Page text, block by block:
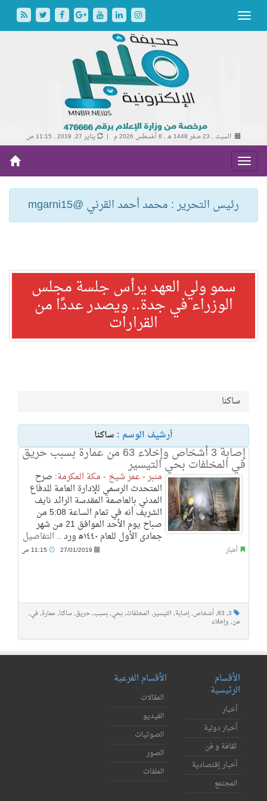
السبت , 23 صفر 1448 هـ , 8 أغسطس 2026 م | يناير 27, 2019 , 11:15 ص
رئيس التحرير : محمد أحمد القرني @mgarni15
سمو ولي العهد يرأس جلسة مجلس
الوزراء في جدة.. ويصدر عددًا من
القرارات
ساكنا
أرشيف الوسم : ساكنا
إصابة 3 أشخاص وإخلاء 63 من عمارة بسبب حريق
في المخلفات بحي التيسير
منبر - عمر شيخ - مكة المكرمة: صرح
المتحدث الرسمي للإدارة العامة للدفاع
المدني بالعاصمة المقدسة الرائد نايف
الشريف أنه في تمام الساعة 5:08 من
صباح يوم الأحد الموافق 21 من شهر
جمادى الأول للعام ١٤٤٠ه‍ ورد .. التفاصيل
أخبار 27/01/2019
3
,
63
, أشخاص, إصابة, التيسير, المخلفات, بحي, بسبب, حريق, ساكنا, عمارة, في,
من, وإخلاء
الأقسام
الرئيسية
أخبار
أخبار دولية
ثقافة و فن
أخبار إقتصادية
المجتمع
الأقسام الفرعية
المقالات
الفيديو
الصوتيات
الصور
الملفات